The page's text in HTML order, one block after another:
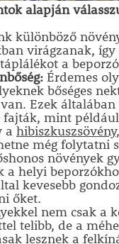
alapján
különböző
virágzanak,
a
Érdemes
bőséges
Ezek általában
fajták, mint
a hibiszkuszsövény
még folytatni
növények
helyi
kevesebb
őket.
nem csak a
telibb, de a
lesznek a